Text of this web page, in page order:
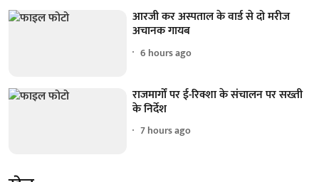
आरजी कर अस्पताल के वार्ड से दो मरीज
अचानक गायब
6 hours ago
राजमार्गों पर ई-रिक्शा के संचालन पर सख्ती
के निर्देश
7 hours ago